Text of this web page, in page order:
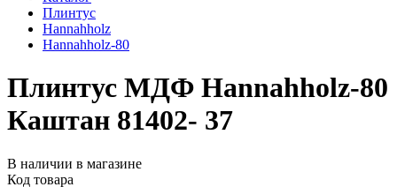
Плинтус
Hannahholz
Hannahholz-80
Плинтус МДФ Hannahholz-80
Каштан 81402- 37
В наличии в магазине
Код товара